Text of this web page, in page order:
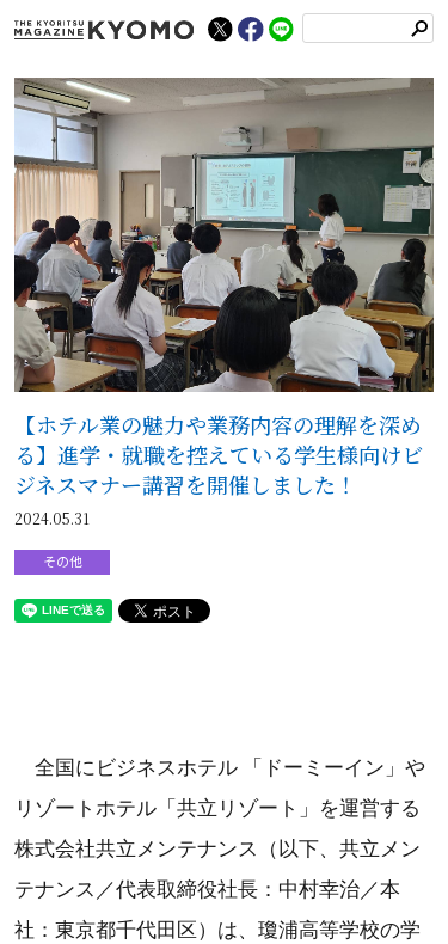
【ホテル業の魅力や業務内容の理解を深め
る】進学・就職を控えている学生様向けビ
ジネスマナー講習を開催しました！
2024.05.31
その他
全国にビジネスホテル 「ドーミーイン」や
リゾートホテル「共立リゾート」を運営する
株式会社共立メンテナンス（以下、共立メン
テナンス／代表取締役社長：中村幸治／本
社：東京都千代田区）は、瓊浦高等学校の学